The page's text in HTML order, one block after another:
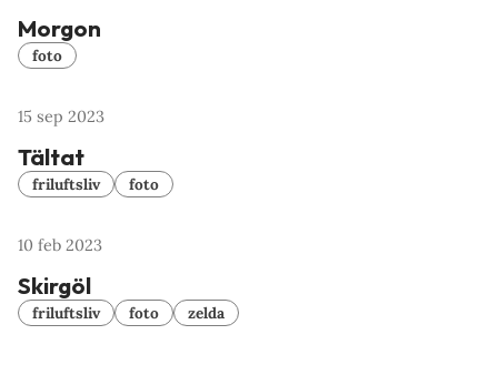
Morgon
foto
15 sep 2023
Tältat
friluftsliv foto
10 feb 2023
Skirgöl
friluftsliv foto zelda